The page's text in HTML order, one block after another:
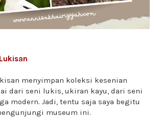
menyimpan koleksi kesenian
dari seni lukis, ukiran kayu, dari seni
modern. Jadi, tentu saja saya begitu
museum ini.